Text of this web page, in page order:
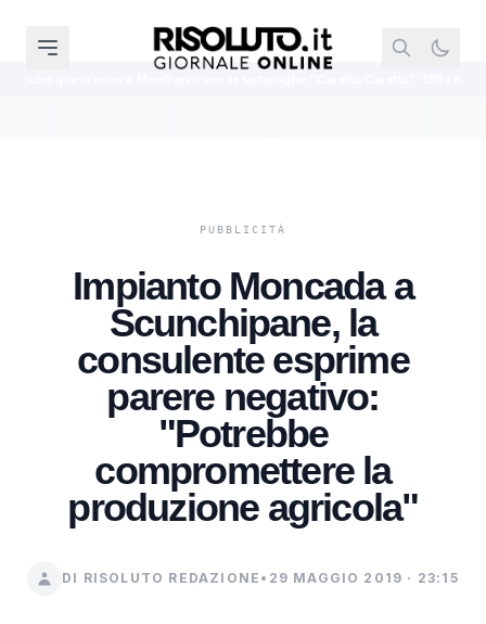
Impianto Moncada a
Scunchipane, la
consulente esprime
parere negativo:
"Potrebbe
compromettere la
produzione agricola"
DI RISOLUTO REDAZIONE • 29 MAGGIO 2019 · 23:15